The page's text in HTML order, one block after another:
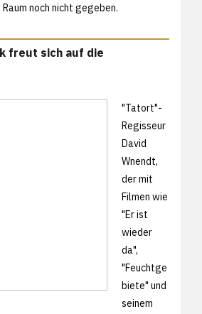
noch nicht gegeben.
freut sich auf die
"Tatort"-
Regisseur
David
Wnendt,
der mit
Filmen wie
"Er ist
wieder
da",
"Feuchtge
biete" und
seinem